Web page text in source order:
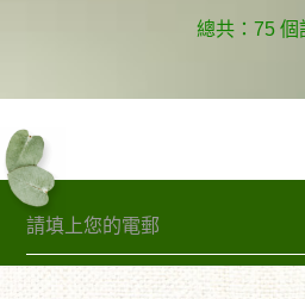
總共：75 個
訂閱精句